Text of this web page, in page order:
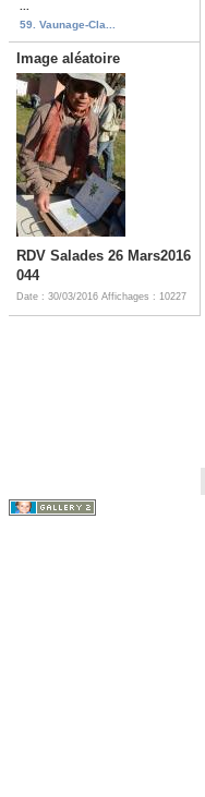
59. Vaunage-Cla...
Image aléatoire
RDV Salades 26 Mars2016
044
Date : 30/03/2016 Affichages : 10227